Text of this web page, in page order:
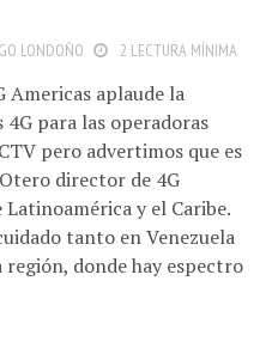
LONDOÑO 2 LECTURA MÍNIMA
Americas aplaude la
para las operadoras
pero advertimos que es
director de 4G
y el Caribe.
tanto en Venezuela
donde hay espectro